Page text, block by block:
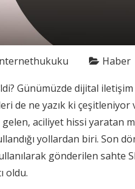
Haber
Günümüzde dijital
de ne yazık ki
aciliyet hissi yaratan
yollardan biri. Son
gönderilen sahte
oldu.